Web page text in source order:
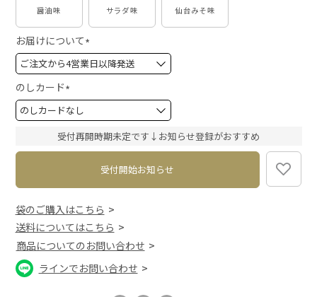
醤油味 サラダ味 仙台みそ味
お届けについて
(
必
)
のしカード
(
必
須
)
受付再開時期未定です↓お知らせ登録がおすすめ
受付開始お知らせ
袋のご購入はこちら
送料についてはこちら
商品についてのお問い合わせ
ラインでお問い合わせ